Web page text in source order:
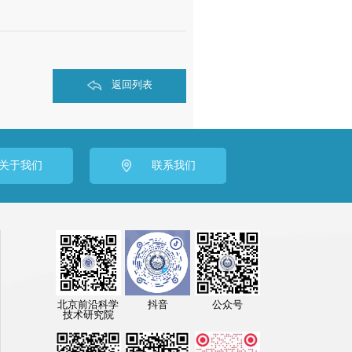
返回列表
于我们 联系我们
北京前沿科学
技术研究院
抖音 公众号